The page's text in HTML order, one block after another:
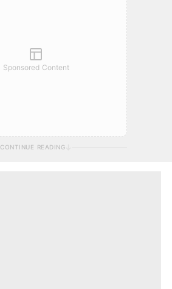
Sponsored Content
CONTINUE READING